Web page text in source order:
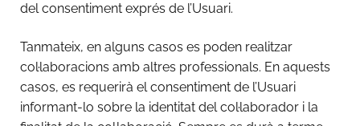
del consentiment exprés de l’Usuari.
Tanmateix, en alguns casos es poden realitzar
col·laboracions amb altres professionals. En aquests
casos, es requerirà el consentiment de l’Usuari
informant-lo sobre la identitat del col·laborador i la